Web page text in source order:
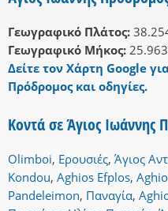
Γεωγραφικό Πλάτος:
Γεωγραφικό Μήκος:
Δείτε τον Χάρτη Google
Πρόδρομος και οδηγίες.
Κοντά σε Άγιος Ιωάννης
Olimboi, Ερουσιές, Άγιος
Kondou, Aghios Efplos,
Pandeleimon, Παναγία,